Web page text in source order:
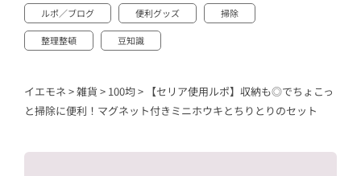
ルポ／ブログ 便利グッズ 掃除
整理整頓 豆知識
イエモネ >雑貨 > 100均> 【セリア使用ルポ】収納も◎でちょこっ
と掃除に便利！マグネット付きミニホウキとちりとりのセット